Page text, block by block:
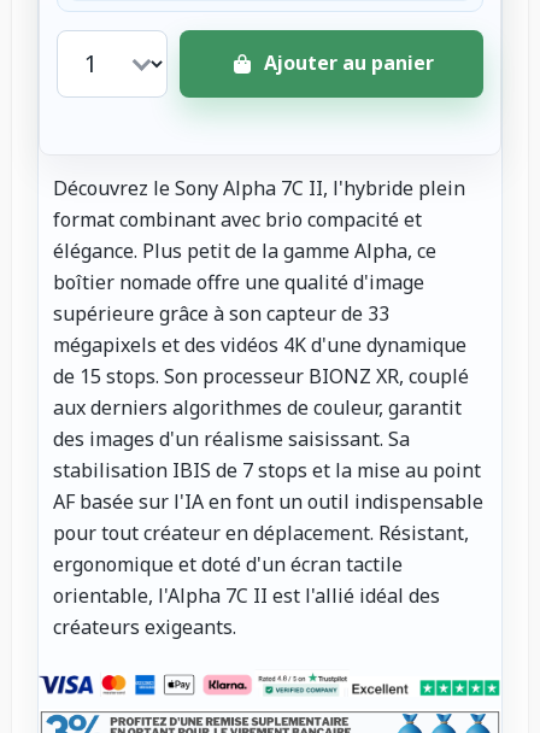
Ajouter au panier
Découvrez le Sony Alpha 7C II, l'hybride plein
format combinant avec brio compacité et
élégance. Plus petit de la gamme Alpha, ce
boîtier nomade offre une qualité d'image
supérieure grâce à son capteur de 33
mégapixels et des vidéos 4K d'une dynamique
de 15 stops. Son processeur BIONZ XR, couplé
aux derniers algorithmes de couleur, garantit
des images d'un réalisme saisissant. Sa
stabilisation IBIS de 7 stops et la mise au point
AF basée sur l'IA en font un outil indispensable
pour tout créateur en déplacement. Résistant,
ergonomique et doté d'un écran tactile
orientable, l'Alpha 7C II est l'allié idéal des
créateurs exigeants.